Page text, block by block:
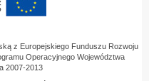
z Europejskiego Funduszu Rozwoju
Operacyjnego Województwa
2007-2013